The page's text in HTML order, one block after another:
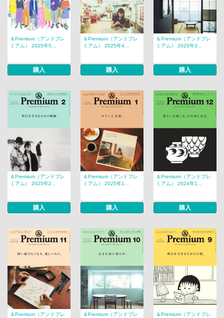
＆Premium（アンドプレ
ミアム） 2025年5...
購入
＆Premium（アンドプレ
ミアム） 2025年4...
購入
＆Premium（アンドプレ
ミアム） 2025年3...
購入
＆Premium（アンドプレ
ミアム） 2025年2...
購入
＆Premium（アンドプレ
ミアム） 2025年1...
購入
＆Premium（アンドプレ
ミアム） 2024年1...
購入
＆Premium（アンドプレ
＆Premium（アンドプレ
＆Premium（アンドプレ